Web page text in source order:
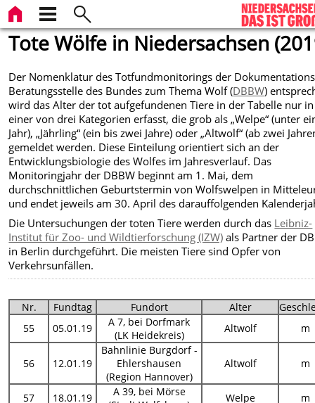
Tote Wölfe in Niedersachsen
Der Nomenklatur des Totfundmonitorings der
Beratungsstelle des Bundes zum Thema Wolf (DBBW)
wird das Alter der tot aufgefundenen Tiere in der Tabelle nur in
einer von drei Kategorien erfasst, die grob als „Welpe“ (unter
Jahr), „Jährling“ (ein bis zwei Jahre) oder „Altwolf“ (ab zwei
gemeldet werden. Diese Einteilung orientiert sich an der
Entwicklungsbiologie des Wolfes im Jahresverlauf. Das
Monitoringjahr der DBBW beginnt am 1. Mai, dem
durchschnittlichen Geburtstermin von Wolfswelpen in
und endet jeweils am 30. April des darauffolgenden
Die Untersuchungen der toten Tiere werden durch das Leibniz-
Institut für Zoo- und Wildtierforschung (IZW) als Partner der
in Berlin durchgeführt. Die meisten Tiere sind Opfer von
Verkehrsunfällen.
Nr. Fundtag Fundort Alter
55
05.01.19
A 7, bei Dorfmark
(LK Heidekreis)
Altwolf m
56 12.01.19
Bahnlinie Burgdorf -
Ehlershausen
(Region Hannover)
Altwolf m
57 18.01.19
A 39, bei Mörse
Welpe m